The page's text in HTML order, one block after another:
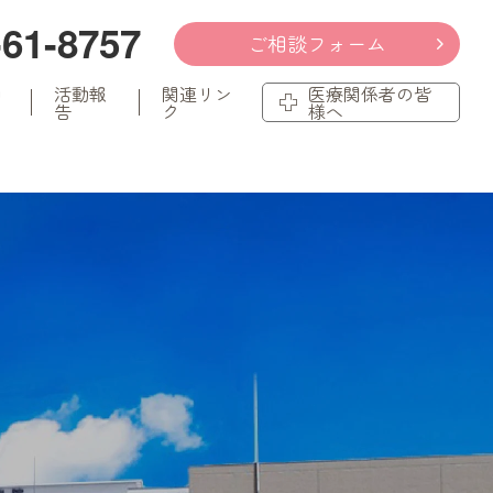
8757 ご相談フォーム
活動報
告
関連リン
ク
医療関係者の皆
様へ